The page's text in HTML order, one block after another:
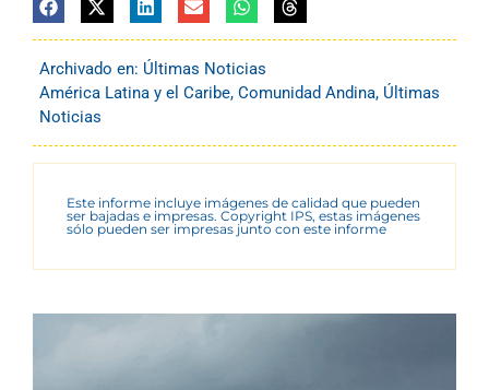
Archivado en: Últimas Noticias
América Latina y el Caribe, Comunidad Andina, Últimas
Noticias
Este informe incluye imágenes de calidad que pueden
ser bajadas e impresas. Copyright IPS, estas imágenes
sólo pueden ser impresas junto con este informe